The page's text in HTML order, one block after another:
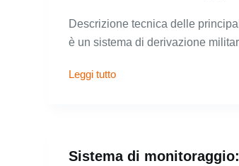
Descrizione tecnica delle
è un sistema di derivazione
Leggi tutto
Sistema di